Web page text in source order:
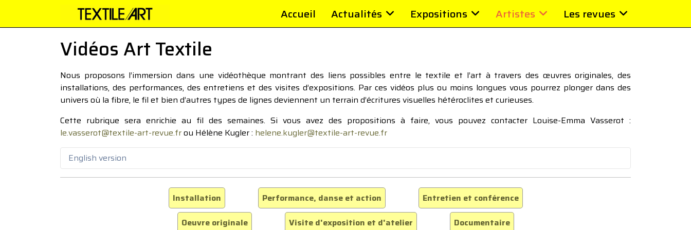
Accueil Actualités Expositions Artistes Les revues
Vidéos Art Textile
Nous proposons l’immersion dans une vidéothèque montrant des liens possibles entre le textile et l’art à travers des œuvres originales, des
installations, des performances, des entretiens et des visites d’expositions. Par ces vidéos plus ou moins longues vous pourrez plonger dans des
univers où la fibre, le fil et bien d’autres types de lignes deviennent un terrain d’écritures visuelles hétéroclites et curieuses.
Cette rubrique sera enrichie au fil des semaines. Si vous avez des propositions à faire, vous pouvez contacter Louise-Emma Vasserot :
le.vasserot@textile-art-revue.frou Hélène Kugler : helene.kugler@textile-art-revue.fr
English version
Installation Performance, danse et action
Entretien et conférence
Oeuvre originale
Visite d'exposition et d'atelier Documentaire